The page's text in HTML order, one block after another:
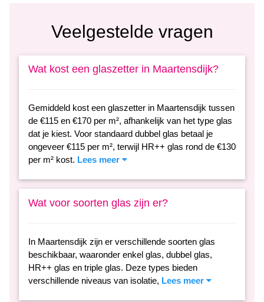
Veelgestelde vragen
Wat kost een glaszetter in Maartensdijk?
Gemiddeld kost een glaszetter in Maartensdijk tussen
de €115 en €170 per m², afhankelijk van het type glas
dat je kiest. Voor standaard dubbel glas betaal je
ongeveer €115 per m², terwijl HR++ glas rond de €130
per m² kost. Lees meer
Wat voor soorten glas zijn er?
In Maartensdijk zijn er verschillende soorten glas
beschikbaar, waaronder enkel glas, dubbel glas,
HR++ glas en triple glas. Deze types bieden
verschillende niveaus van isolatie, Lees meer